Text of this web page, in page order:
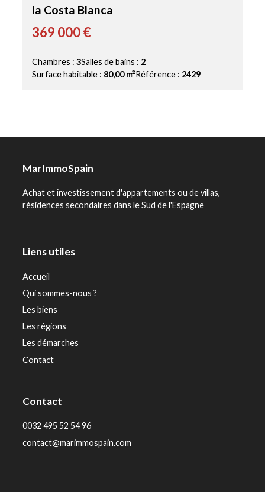
la Costa Blanca
369 000 €
Chambres :3Salles de bains : 2
Surface habitable : 80,00 m²Référence : 2429
MarImmoSpain
Achat et investissement d'appartements ou de villas,
résidences secondaires dans le Sud de l'Espagne
Liens utiles
Accueil
Qui sommes-nous ?
Les biens
Les régions
Les démarches
Contact
Contact
0032 495 52 54 96
contact@marimmospain.com